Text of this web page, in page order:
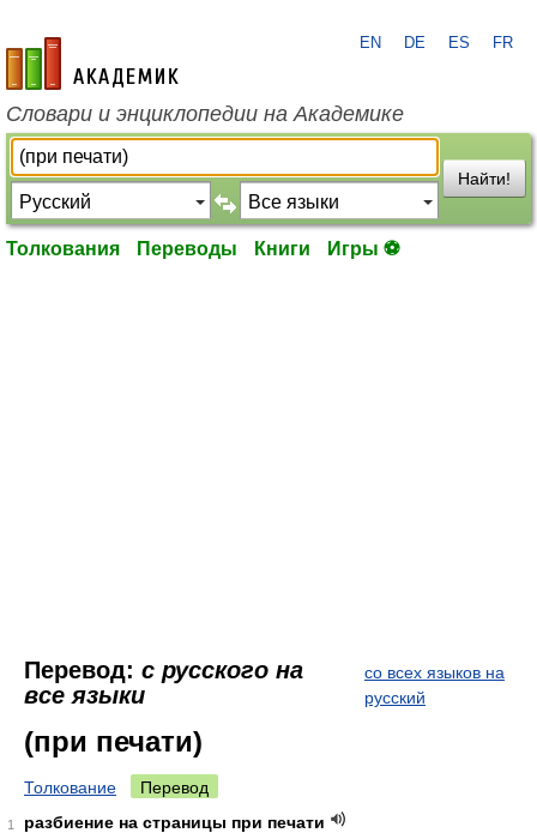
academic.ru
EN DE ES FR
Словари и энциклопедии на Академике
Найти!
Толкования Переводы Книги Игры ⚽
Перевод: с русского на
все языки
со всех языков на
русский
(при печати)
Толкование Перевод
1
разбиение на страницы при печати